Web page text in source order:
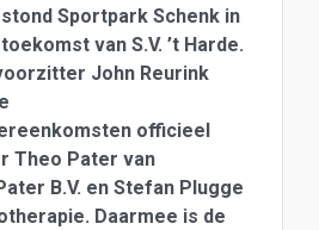
Sportpark Schenk in
van S.V. ’t Harde.
John Reurink
officieel
Theo Pater van
B.V. en Stefan Plugge
Daarmee is de